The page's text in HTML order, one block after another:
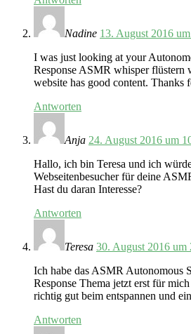
Nadine 13. August 2016
I was just looking at your
Response ASMR whisper flüstern
website has good content. Thanks
Antworten
Anja 24. August 2016 um
Hallo, ich bin Teresa und ich
Webseitenbesucher für deine
Hast du daran Interesse?
Antworten
Teresa 30. August 2016 um
Ich habe das ASMR Autonomous
Response Thema jetzt erst für
richtig gut beim entspannen und
Antworten